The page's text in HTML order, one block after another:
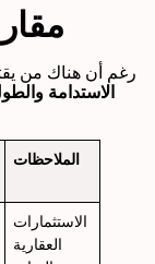
رغم أن هناك من
الاستدامة
الملاحظات
الاستثمارات
العقارية